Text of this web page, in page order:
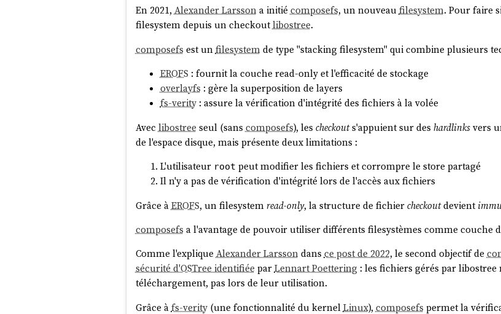
En 2021, Alexander Larssona initié composefs, un nouveau filesystem. Pour faire
filesystem depuis un checkoutlibostree.
composefs est unfilesystemde type "stacking filesystem" qui combine plusieurs
EROFS : fournit la couche read-only et l'efficacité de stockage
overlayfs : gère la superposition de layers
fs-verity: assure la vérification d'intégrité des fichiers à la volée
Avec libostree seul (sans composefs), les checkouts'appuient sur des hardlinksvers
de l'espace disque, mais présente deux limitations :
L'utilisateur root peut modifier les fichiers et corrompre le store partagé
Il n'y a pas de vérification d'intégrité lors de l'accès aux fichiers
Grâce àEROFS, un filesystem read-only, la structure de fichiercheckoutdevient
composefs a l'avantage de pouvoir utiliser différents filesystèmes comme couche
Comme l'expliqueAlexander Larssondansce post de 2022, le second objectif de
sécurité d'OSTree identifiée parLennart Poettering: les fichiers gérés par
téléchargement, pas lors de leur utilisation.
Grâce àfs-verity(une fonctionnalité du kernelLinux), composefs permet la